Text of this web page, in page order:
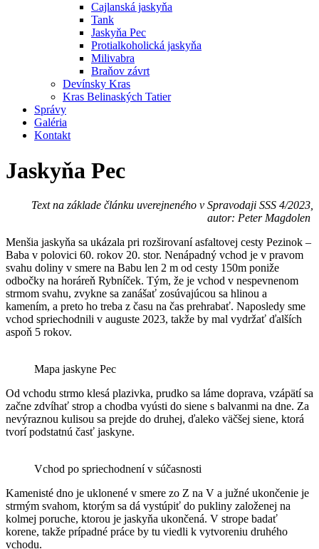
Cajlanská jaskyňa
Tank
Jaskyňa Pec
Protialkoholická jaskyňa
Milivabra
Braňov závrt
Devínsky Kras
Kras Belinaských Tatier
Správy
Galéria
Kontakt
Jaskyňa Pec
Text na základe článku uverejneného v Spravodaji SSS 4/2023,
autor: Peter Magdolen
Menšia jaskyňa sa ukázala pri rozširovaní asfaltovej cesty Pezinok –
Baba v polovici 60. rokov 20. stor. Nenápadný vchod je v pravom
svahu doliny v smere na Babu len 2 m od cesty 150m poniže
odbočky na horáreň Rybníček. Tým, že je vchod v nespevnenom
strmom svahu, zvykne sa zanášať zosúvajúcou sa hlinou a
kamením, a preto ho treba z času na čas prehrabať. Naposledy sme
vchod spriechodnili v auguste 2023, takže by mal vydržať ďalších
aspoň 5 rokov.
Mapa jaskyne Pec
Od vchodu strmo klesá plazivka, prudko sa láme doprava, vzápätí sa
začne zdvíhať strop a chodba vyústi do siene s balvanmi na dne. Za
nevýraznou kulisou sa prejde do druhej, ďaleko väčšej siene, ktorá
tvorí podstatnú časť jaskyne.
Vchod po spriechodnení v súčasnosti
Kamenisté dno je uklonené v smere zo Z na V a južné ukončenie je
strmým svahom, ktorým sa dá vystúpiť do pukliny založenej na
kolmej poruche, ktorou je jaskyňa ukončená. V strope badať
korene, takže prípadné práce by tu viedli k vytvoreniu druhého
vchodu.